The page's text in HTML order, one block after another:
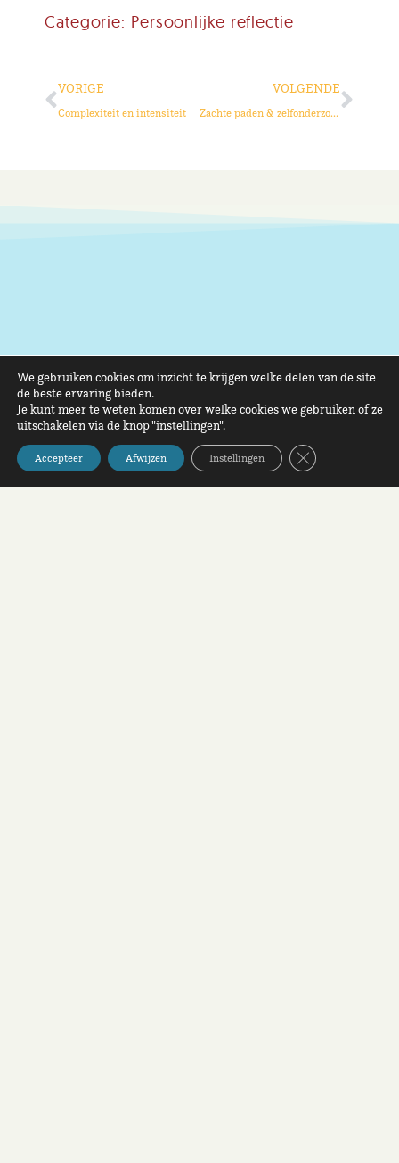
Categorie: Persoonlijke reflectie
VORIGE
Complexiteit en intensiteit
VOLGENDE
Zachte paden & zelfonderzoek
We gebruiken cookies om inzicht te krijgen welke delen van de site
de beste ervaring bieden.
Je kunt meer te weten komen over welke cookies we gebruiken of ze
uitschakelen via de knop "instellingen".
Accepteer Afwijzen Instellingen Sluit AVG/GDPR